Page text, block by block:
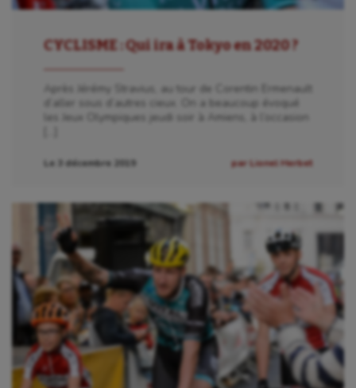
CYCLISME : Qui ira à Tokyo en 2020 ?
Après Jérémy Stravius, au tour de Corentin Ermenault
d’aller sous d’autres cieux. On a beaucoup évoqué
les Jeux Olympiques jeudi soir à Amiens, à l’occasion
Le 3 décembre 2019 par Lionel Herbet